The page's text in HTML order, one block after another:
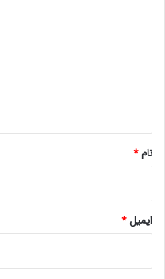
نام*
ایمیل*